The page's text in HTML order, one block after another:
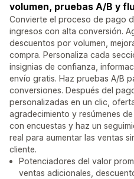
volumen, pruebas A/B y
Convierte el proceso de pago
ingresos con alta conversión.
descuentos por volumen,
compra. Personaliza cada
insignias de confianza,
envío gratis. Haz pruebas A/B
conversiones. Después del
personalizadas en un clic,
agradecimiento y resúmenes
con encuestas y haz un
real para aumentar las ventas
cliente.
Potenciadores del valor
ventas adicionales,